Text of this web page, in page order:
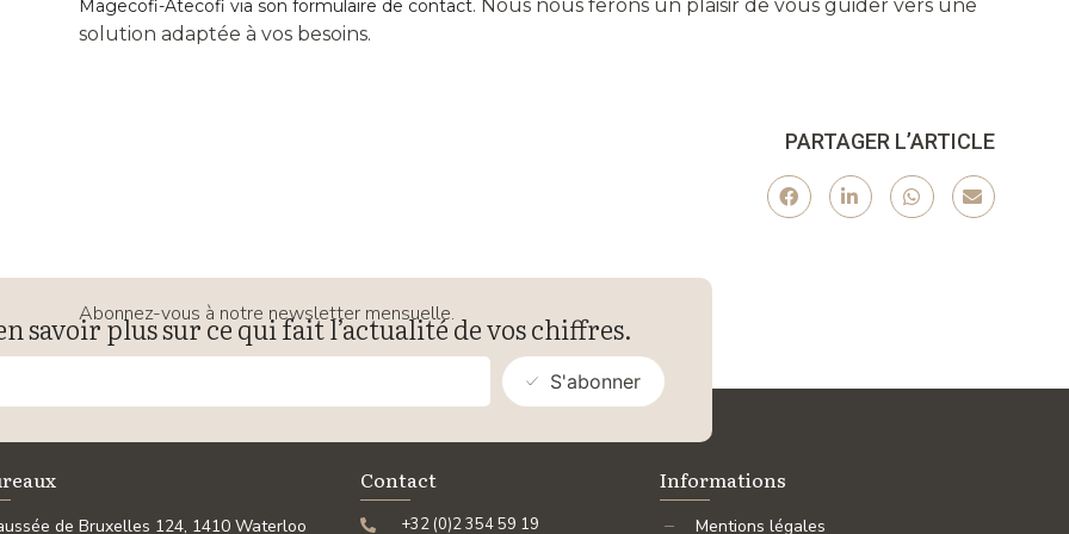
Magecofi-Atecofi via son formulaire de contact. Nous nous ferons un plaisir de vous guider vers une
solution adaptée à vos besoins.
PARTAGER L’ARTICLE
Abonnez-vous à notre newsletter mensuelle.
savoir plus sur ce qui fait l’actualité de vos chiffres.
S'abonner
de Bruxelles 124, 1410 Waterloo
Contact
+32 (0)2 354 59 19
Informations
Mentions légales